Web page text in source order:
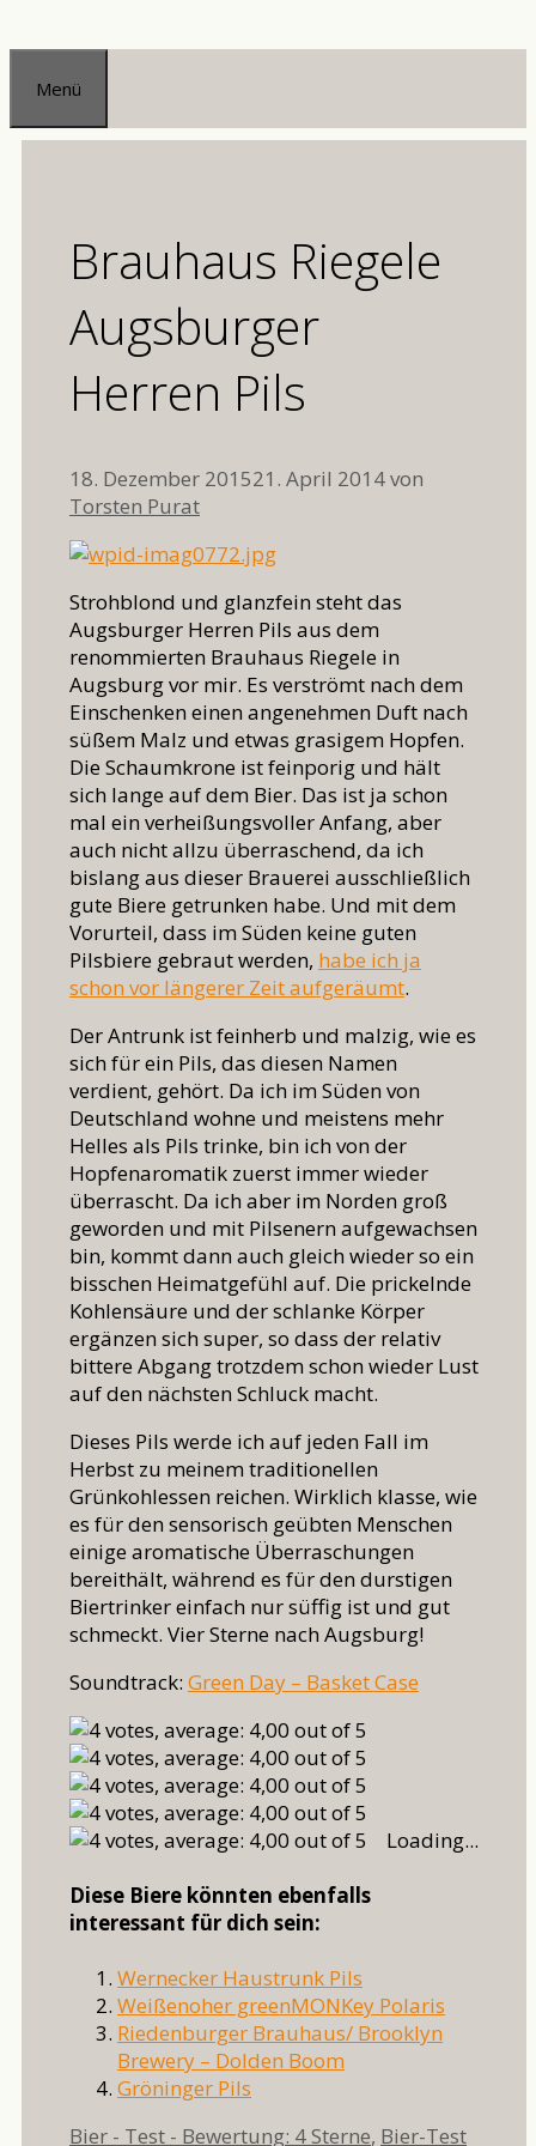
Zum
Inhalt
springen
Menü
Brauhaus Riegele
Augsburger
Herren Pils
18. Dezember 201521. April 2014von
Torsten Purat
Strohblond und glanzfein steht das
Augsburger Herren Pils aus dem
renommierten Brauhaus Riegele in
Augsburg vor mir. Es verströmt nach dem
Einschenken einen angenehmen Duft nach
süßem Malz und etwas grasigem Hopfen.
Die Schaumkrone ist feinporig und hält
sich lange auf dem Bier. Das ist ja schon
mal ein verheißungsvoller Anfang, aber
auch nicht allzu überraschend, da ich
bislang aus dieser Brauerei ausschließlich
gute Biere getrunken habe. Und mit dem
Vorurteil, dass im Süden keine guten
Pilsbiere gebraut werden, habe ich ja
schon vor längerer Zeit aufgeräumt.
Der Antrunk ist feinherb und malzig, wie es
sich für ein Pils, das diesen Namen
verdient, gehört. Da ich im Süden von
Deutschland wohne und meistens mehr
Helles als Pils trinke, bin ich von der
Hopfenaromatik zuerst immer wieder
überrascht. Da ich aber im Norden groß
geworden und mit Pilsenern aufgewachsen
bin, kommt dann auch gleich wieder so ein
bisschen Heimatgefühl auf. Die prickelnde
Kohlensäure und der schlanke Körper
ergänzen sich super, so dass der relativ
bittere Abgang trotzdem schon wieder Lust
auf den nächsten Schluck macht.
Dieses Pils werde ich auf jeden Fall im
Herbst zu meinem traditionellen
Grünkohlessen reichen. Wirklich klasse, wie
es für den sensorisch geübten Menschen
einige aromatische Überraschungen
bereithält, während es für den durstigen
Biertrinker einfach nur süffig ist und gut
schmeckt. Vier Sterne nach Augsburg!
Soundtrack: Green Day – Basket Case
Loading...
Diese Biere könnten ebenfalls
interessant für dich sein:
Wernecker Haustrunk Pils
Weißenoher greenMONKey Polaris
Riedenburger Brauhaus/ Brooklyn
Brewery – Dolden Boom
Gröninger Pils
Kategorien
Bier - Test - Bewertung: 4 Sterne, Bier-Test